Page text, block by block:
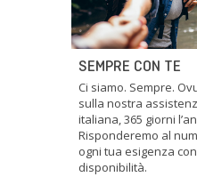
SEMPRE CON TE
Ci siamo. Sempre.
sulla nostra
italiana, 365 giorni
Risponderemo al
ogni tua esigenza
disponibilità.